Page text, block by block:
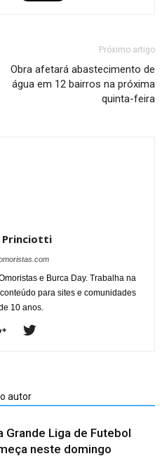
Próximo artigo
Obra afetará abastecimento de
água em 12 bairros na próxima
quinta-feira
Princiotti
e Burca Day. Trabalha na
para sites e comunidades
10 anos.
autor
Grande Liga de Futebol
neste domingo